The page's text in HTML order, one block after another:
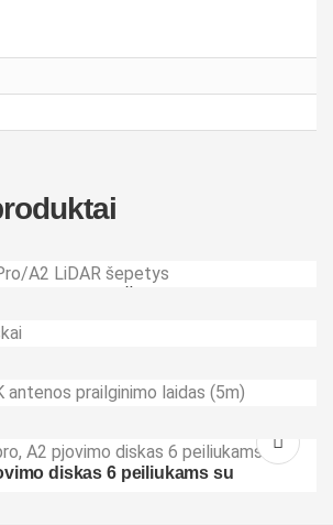
diskas 6 peiliukams su